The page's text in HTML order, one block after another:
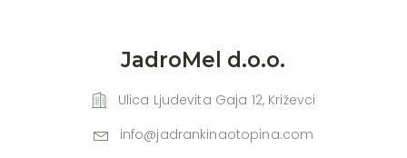
JadroMel d.o.o.
Ulica Ljudevita Gaja 12, Križevci
info@jadrankinaotopina.com